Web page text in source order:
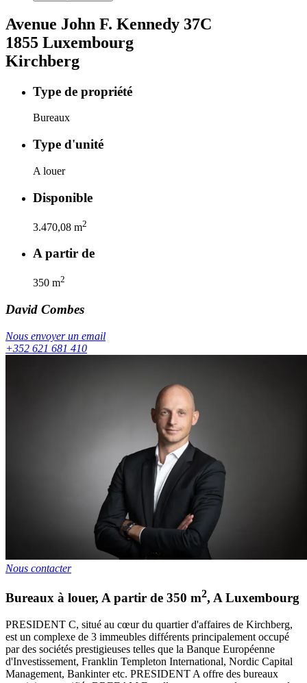
Avenue John F. Kennedy 37C
1855 Luxembourg
Kirchberg
Type de propriété
Bureaux
Type d'unité
A louer
Disponible
3.470,08 m2
A partir de
350 m2
David Combes
Nous envoyer un email
+352 621 681 410
Nous contacter
Bureaux à louer, A partir de 350 m2, A Luxembourg
PRESIDENT C, situé au cœur du quartier d'affaires de Kirchberg,
est un complexe de 3 immeubles différents principalement occupé
par des sociétés prestigieuses telles que la Banque Européenne
d'Investissement, Franklin Templeton International, Nordic Capital
Management, Bankinter etc. PRESIDENT A offre des bureaux